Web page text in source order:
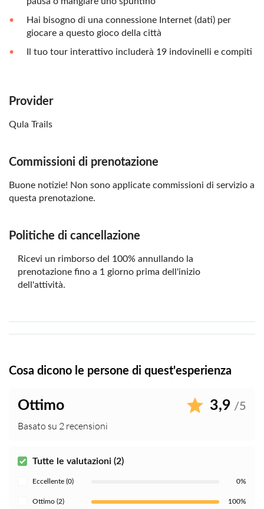
Hai bisogno di una connessione Internet (dati) per
giocare a questo gioco della città
Il tuo tour interattivo includerà 19 indovinelli e compiti
Provider
Qula Trails
Commissioni di prenotazione
Buone notizie! Non sono applicate commissioni di servizio a
questa prenotazione.
Politiche di cancellazione
Ricevi un rimborso del 100% annullando la
prenotazione fino a 1 giorno prima dell'inizio
dell'attività.
Cosa dicono le persone di quest'esperienza
Ottimo 3,9 /5
Basato su 2 recensioni
Tutte le valutazioni (2)
Eccellente (0) 0%
Ottimo (2) 100%